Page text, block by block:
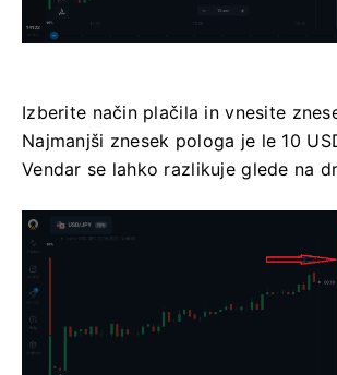
Izberite način plačila in vnesite
Najmanjši znesek pologa je le 10
Vendar se lahko razlikuje glede na